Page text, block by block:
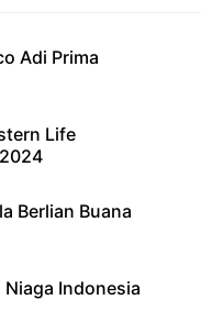
Adi Prima
Life
Berlian Buana
Indonesia